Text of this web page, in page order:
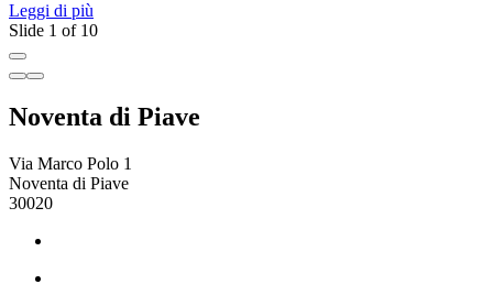
Leggi di più
Slide 1 of 10
Noventa di Piave
Via Marco Polo 1
Noventa di Piave
30020